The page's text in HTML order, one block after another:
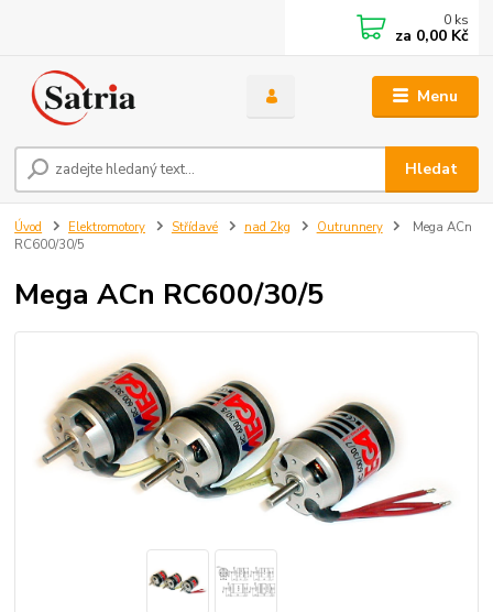
Menu
Hledat
0 ks
za 0,00 Kč
Úvod Elektromotory Střídavé nad 2kg Outrunnery
Mega ACn
RC600/30/5
Mega ACn RC600/30/5